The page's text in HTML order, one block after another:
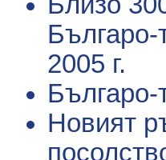
2005 г.
Новият